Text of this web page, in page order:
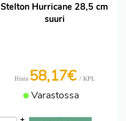
Stelton Hurricane 28,5 cm
suuri
Hinta 58,17€ / KPL
Varastossa